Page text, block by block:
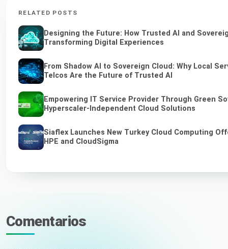
RELATED POSTS
Designing the Future: How Trusted AI and
Transforming Digital Experiences
From Shadow AI to Sovereign Cloud: Why Local
Telcos Are the Future of Trusted AI
Empowering IT Service Provider Through Green
Hyperscaler-Independent Cloud Solutions
Siaflex Launches New Turkey Cloud Computing
HPE and CloudSigma
Comentarios